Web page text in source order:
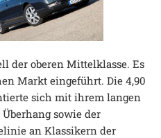
der oberen Mittelklasse. Es
Markt eingeführt. Die 4,90
sich mit ihrem langen
sowie der
an Klassikern der